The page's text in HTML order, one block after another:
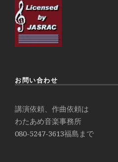
お問い合わせ
講演依頼、作曲依頼は
わたあめ音楽事務所
080-5247-3613福島まで